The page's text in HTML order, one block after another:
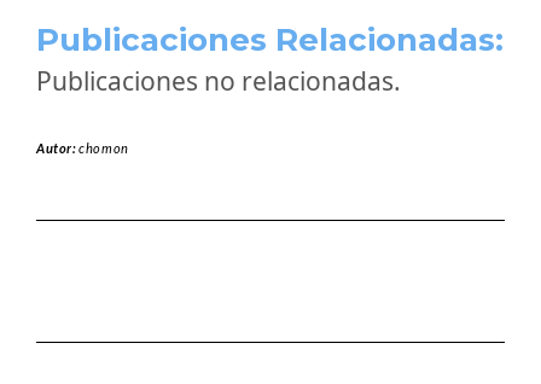
Publicaciones Relacionadas:
Publicaciones no relacionadas.
Autor:chomon